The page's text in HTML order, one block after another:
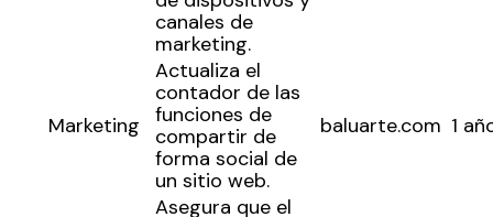
canales de
marketing.
Marketing
Actualiza el
contador de las
funciones de
compartir de
forma social de
un sitio web.
baluarte.com 1
Asegura que el